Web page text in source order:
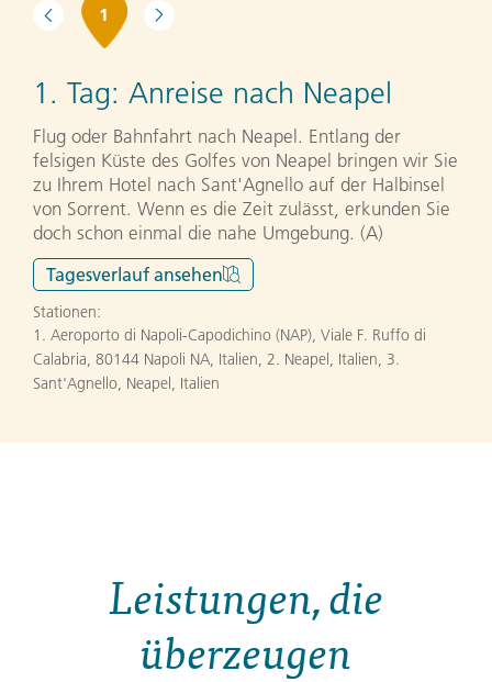
1
1. Tag: Anreise nach Neapel
Flug oder Bahnfahrt nach Neapel. Entlang der
felsigen Küste des Golfes von Neapel bringen wir Sie
zu Ihrem Hotel nach Sant'Agnello auf der Halbinsel
von Sorrent. Wenn es die Zeit zulässt, erkunden Sie
doch schon einmal die nahe Umgebung. (A)
Tagesverlauf ansehen
Stationen:
1. Aeroporto di Napoli-Capodichino (NAP), Viale F. Ruffo di
Calabria, 80144 Napoli NA, Italien, 2. Neapel, Italien, 3.
Sant'Agnello, Neapel, Italien
Leistungen, die
überzeugen